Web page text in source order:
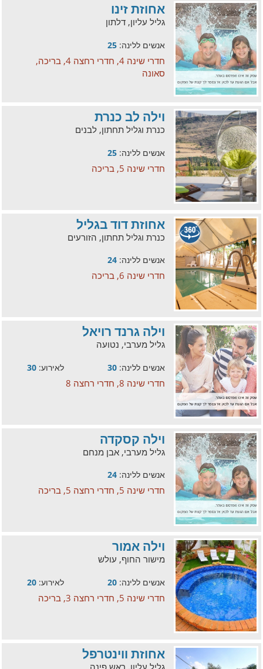
אחוזת זינו
גליל עליון, דלתון
אנשים ללינה: 25
חדרי שינה 4, חדרי רחצה 4, בריכה,
סאונה
וילה לב כנרת
כנרת וגליל תחתון, לבנים
אנשים ללינה: 25
חדרי שינה 5, בריכה
אחוזת דוד בגליל
כנרת וגליל תחתון, הזורעים
אנשים ללינה: 24
חדרי שינה 6, בריכה
וילה גרנד רויאל
גליל מערבי, נטועה
אנשים ללינה: 30 לאירוע: 30
חדרי שינה 8, חדרי רחצה 8
וילה קסקדה
גליל מערבי, אבן מנחם
אנשים ללינה: 24
חדרי שינה 5, חדרי רחצה 5, בריכה
וילה אמור
מישור החוף, עולש
אנשים ללינה: 20 לאירוע: 20
חדרי שינה 5, חדרי רחצה 3, בריכה
אחוזת ווינטרפל
גליל עליון, ראש פינה